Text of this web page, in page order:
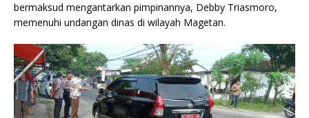
bermaksud mengantarkan pimpinannya, Debby Triasmoro,
memenuhi undangan dinas di wilayah Magetan.